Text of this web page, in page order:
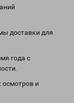
доставки для
года с
осмотров и